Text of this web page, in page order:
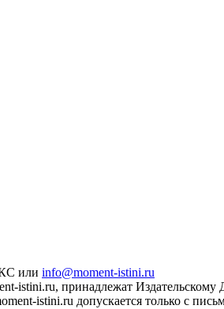
или info@moment-istini.ru
istini.ru, принадлежат
istini.ru допускается только с